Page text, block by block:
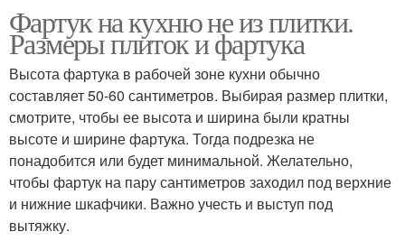
Фартук на кухню не из плитки.
Размеры плиток и фартука
Высота фартука в рабочей зоне кухни обычно
составляет 50-60 сантиметров. Выбирая размер плитки,
смотрите, чтобы ее высота и ширина были кратны
высоте и ширине фартука. Тогда подрезка не
понадобится или будет минимальной. Желательно,
чтобы фартук на пару сантиметров заходил под верхние
и нижние шкафчики. Важно учесть и выступ под
вытяжку.